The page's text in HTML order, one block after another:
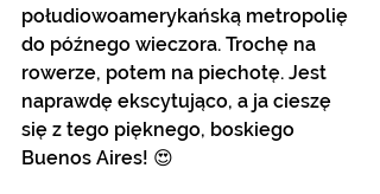
połudiowoamerykańską metropolię
do późnego wieczora. Trochę na
rowerze, potem na piechotę. Jest
naprawdę ekscytująco, a ja cieszę
się z tego pięknego, boskiego
Buenos Aires! 😍